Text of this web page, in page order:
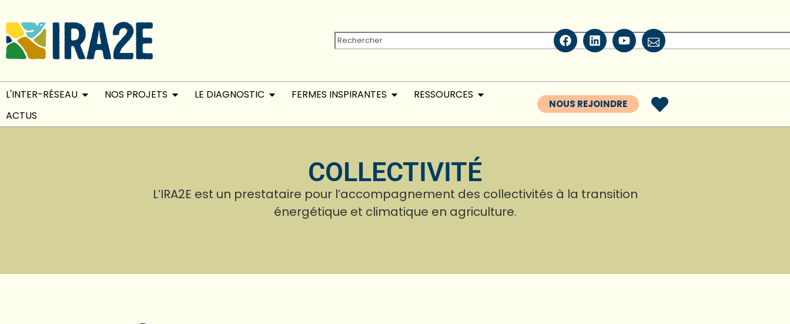
L'INTER-RÉSEAU NOS PROJETS LE DIAGNOSTIC FERMES INSPIRANTES
RESSOURCES
ACTUS
NOUS REJOINDRE
COLLECTIVITÉ
L’IRA2E est un prestataire pour l’accompagnement des collectivités à la transition
énergétique et climatique en agriculture.